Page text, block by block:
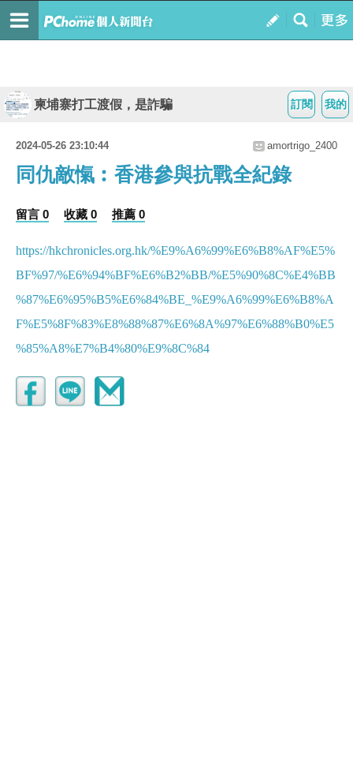
我的
訂閱
柬埔寨打工渡假，是詐騙
2024-05-26 23:10:44 amortrigo_2400
同仇敵愾︰香港參與抗戰全紀錄
留言 0 收藏 0 推薦 0
https://hkchronicles.org.hk/%E9%A6%99%E6%B8%AF%E5%
BF%97/%E6%94%BF%E6%B2%BB/%E5%90%8C%E4%BB
%87%E6%95%B5%E6%84%BE_%E9%A6%99%E6%B8%A
F%E5%8F%83%E8%88%87%E6%8A%97%E6%88%B0%E5
%85%A8%E7%B4%80%E9%8C%84